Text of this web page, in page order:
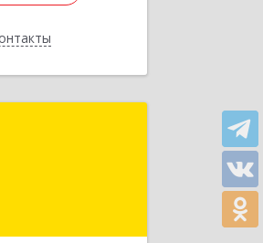
обл, Брянск г,
Дивизии ул,